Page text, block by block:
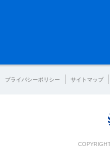
プライバシーポリシー サイトマップ